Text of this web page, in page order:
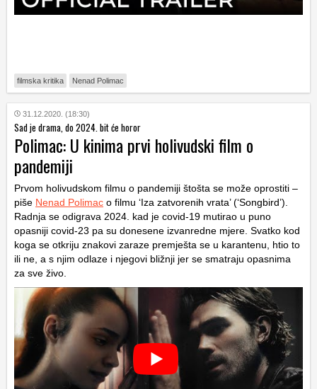
filmska kritika Nenad Polimac
31.12.2020. (18:30)
Sad je drama, do 2024. bit će horor
Polimac: U kinima prvi holivudski film o
pandemiji
Prvom holivudskom filmu o pandemiji štošta se može oprostiti –
piše Nenad Polimac o filmu ‘Iza zatvorenih vrata’ (‘Songbird’).
Radnja se odigrava 2024. kad je covid-19 mutirao u puno
opasniji covid-23 pa su donesene izvanredne mjere. Svatko kod
koga se otkriju znakovi zaraze premješta se u karantenu, htio to
ili ne, a s njim odlaze i njegovi bližnji jer se smatraju opasnima
za sve živo.